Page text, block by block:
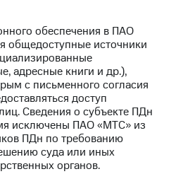
обеспечения в ПАО
общедоступные источники
адресные книги и др.),
с письменного согласия
доступ
Сведения о субъекте ПДн
исключены ПАО «МТС» из
ПДн по требованию
суда или иных
органов.